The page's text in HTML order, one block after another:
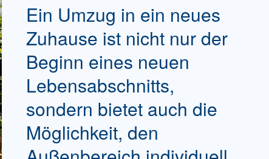
Ein Umzug in ein neues
Zuhause ist nicht nur der
Beginn eines neuen
Lebensabschnitts,
sondern bietet auch die
Möglichkeit, den